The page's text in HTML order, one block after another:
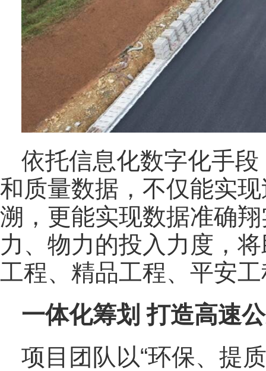
依托信息化数字化手
和质量数据，不仅能实
溯，更能实现数据准确
力、物力的投入力度，
工程、精品工程、平安
一体化筹划 打造高速
项目团队以“环保、提